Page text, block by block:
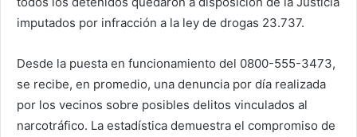
imputados por infracción a la ley de drogas 23.737.
Desde la puesta en funcionamiento del 0800-555-3473,
se recibe, en promedio, una denuncia por día realizada
por los vecinos sobre posibles delitos vinculados al
narcotráfico. La estadística demuestra el compromiso de